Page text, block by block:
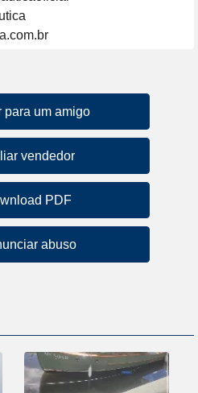
para um amigo
vendedor
PDF
abuso